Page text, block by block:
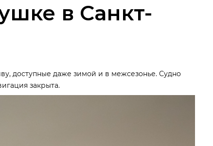
в Санкт-
доступные даже зимой и в межсезонье. Судно
закрыта.